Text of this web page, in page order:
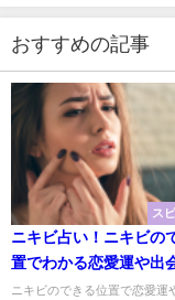
おすすめの記事
ス
ニキビ占い！ニキビの
置でわかる恋愛運や出
【スピリチュアルで当
ニキビのできる位置で恋愛運